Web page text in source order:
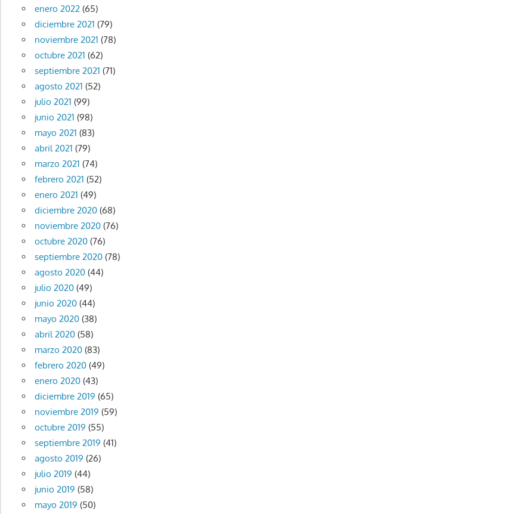
enero 2022(65)
diciembre 2021 (79)
noviembre 2021 (78)
octubre 2021 (62)
septiembre 2021 (71)
agosto 2021 (52)
julio 2021 (99)
junio 2021 (98)
mayo 2021 (83)
abril 2021 (79)
marzo 2021 (74)
febrero 2021 (52)
enero 2021 (49)
diciembre 2020(68)
noviembre 2020(76)
octubre 2020(76)
septiembre 2020(78)
agosto 2020(44)
julio 2020(49)
junio 2020(44)
mayo 2020(38)
abril 2020(58)
marzo 2020(83)
febrero 2020(49)
enero 2020(43)
diciembre 2019 (65)
noviembre 2019 (59)
octubre 2019 (55)
septiembre 2019 (41)
agosto 2019 (26)
julio 2019 (44)
junio 2019 (58)
mayo 2019 (50)